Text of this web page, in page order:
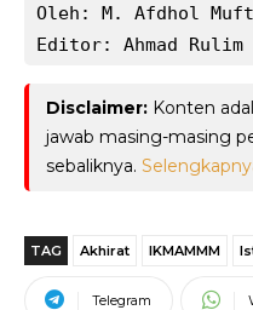
Oleh: M. Afdhol
Editor: Ahmad Rulim
Disclaimer: Konten
jawab masing-masing
sebaliknya.
TAG Akhirat IKMAMMM
Telegram